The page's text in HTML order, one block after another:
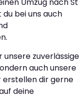
Umzug nach St
bei uns auch
unsere zuverlässige
auch unsere
erstellen dir gerne
deine